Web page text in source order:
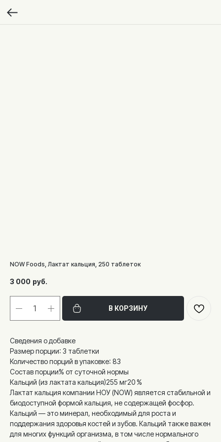
NOW Foods, Лактат кальция, 250 таблеток
3 000 руб.
В КОРЗИНУ
Сведения о добавке
Размер порции: 3 таблетки
Количество порций в упаковке: 83
Состав порции% от суточной нормы
Кальций (из лактата кальция)255 мг20 %
Лактат кальция компании НОУ (NOW) является стабильной и
биодоступной формой кальция, не содержащей фосфор.
Кальций — это минерал, необходимый для роста и
поддержания здоровья костей и зубов. Кальций также важен
для многих функций организма, в том числе нормального